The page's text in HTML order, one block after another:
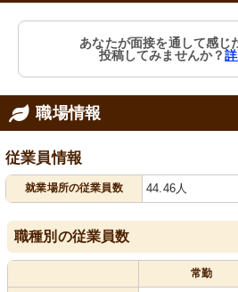
あなたが面接を通して感じ
投稿してみませんか？
職場情報
従業員情報
就業場所の従業員数 44.46人
職種別の従業員数
常勤